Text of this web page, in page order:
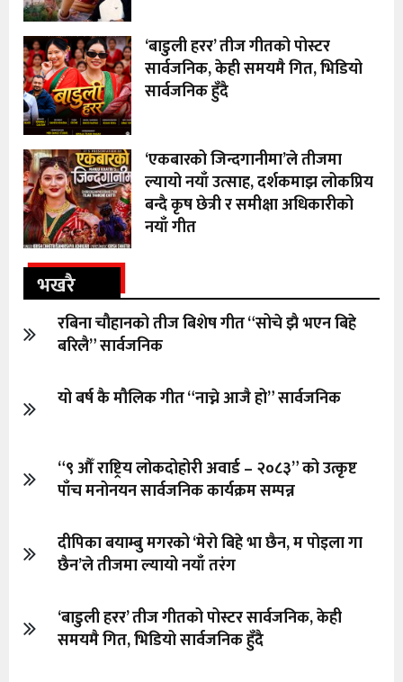
‘बाडुली हरर’ तीज गीतको पोस्टर
सार्वजनिक, केही समयमै गित, भिडियो
सार्वजनिक हुँदै
‘एकबारको जिन्दगानीमा’ले तीजमा
ल्यायो नयाँ उत्साह, दर्शकमाझ लोकप्रिय
बन्दै कृष छेत्री र समीक्षा अधिकारीको
नयाँ गीत
भखरै
रबिना चौहानको तीज बिशेष गीत “सोचे झै भएन बिहे
बरिलै” सार्वजनिक
यो बर्ष कै मौलिक गीत “नाच्ने आजै हो” सार्वजनिक
“९ औँ राष्ट्रिय लोकदोहोरी अवार्ड – २०८३” को उत्कृष्ट
पाँच मनोनयन सार्वजनिक कार्यक्रम सम्पन्न
दीपिका बयाम्बु मगरको ‘मेरो बिहे भा छैन, म पोइला गा
छैन’ले तीजमा ल्यायो नयाँ तरंग
‘बाडुली हरर’ तीज गीतको पोस्टर सार्वजनिक, केही
समयमै गित, भिडियो सार्वजनिक हुँदै